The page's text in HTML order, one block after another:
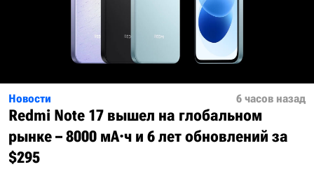
Новости 6 часов назад
Redmi Note 17 вышел на глобальном
рынке – 8000 мА·ч и 6 лет обновлений за
$295